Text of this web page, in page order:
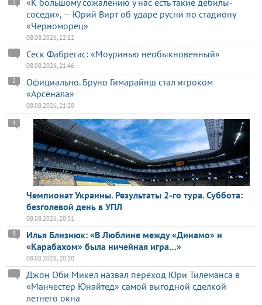
«К большому сожалению у нас есть такие дебилы-
соседи», — Юрий Вирт об ударе русни по стадиону
«Черноморец»
08.08.2026, 22:12
Сеск Фабрегас: «Моуринью необыкновенный»
08.08.2026, 21:46
Официально. Бруно Гимарайнш стал игроком
«Арсенала»
2
08.08.2026, 21:20
Чемпионат Украины. Результаты 2-го тура. Суббота:
безголевой день в УПЛ
3
08.08.2026, 20:51
Илья Близнюк: «В Люблине между «Динамо» и
«Карабахом» была ничейная игра…»
9
08.08.2026, 20:30
Джон Оби Микел назвал переход Юри Тилеманса в
«Манчестер Юнайтед» самой выгодной сделкой
летнего окна